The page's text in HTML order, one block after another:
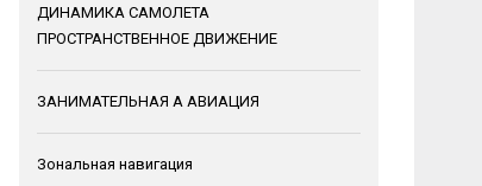
ДИНАМИКА САМОЛЕТА
ПРОСТРАНСТВЕННОЕ ДВИЖЕНИЕ
ЗАНИМАТЕЛЬНАЯ А АВИАЦИЯ
Зональная навигация